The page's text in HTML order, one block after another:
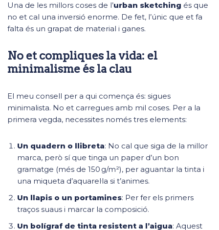
Una de les millors coses de l’urban sketching és que
no et cal una inversió enorme. De fet, l’únic que et fa
falta és un grapat de material i ganes.
No et compliques la vida: el
minimalisme és la clau
El meu consell per a qui comença és: sigues
minimalista. No et carregues amb mil coses. Per a la
primera vegda, necessites només tres elements:
Un quadern o llibreta: No cal que siga de la millor
marca, però sí que tinga un paper d’un bon
gramatge (més de 150 g/m²), per aguantar la tinta i
una miqueta d’aquarel·la si t’animes.
Un llapis o un portamines: Per fer els primers
traços suaus i marcar la composició.
Un bolígraf de tinta resistent a l’aigua: Aquest